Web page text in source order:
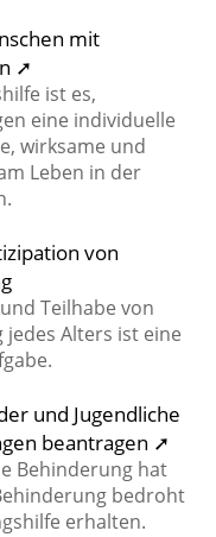
mit
➚
ist es,
eine individuelle
wirksame und
Leben in der
von
Teilhabe von
Alters ist eine
und Jugendliche
beantragen ➚
Behinderung hat
bedroht
erhalten.